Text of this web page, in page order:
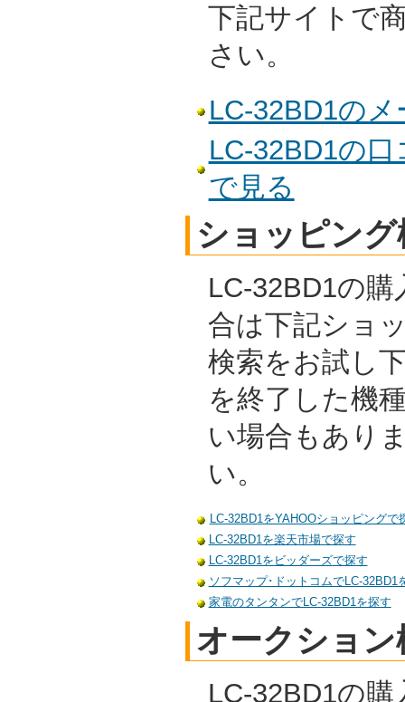
下記サイトで
さい。
LC-32BD1の
LC-32BD1の
で見る
ショッピング
LC-32BD1の
合は下記ショ
検索をお試し
を終了した機
い場合もあり
い。
LC-32BD1をYAHOOショッピングで
LC-32BD1を楽天市場で探す
LC-32BD1をビッダーズで探す
ソフマップ･ドットコムでLC-32BD1
家電のタンタンでLC-32BD1を探す
オークション
LC-32BD1の